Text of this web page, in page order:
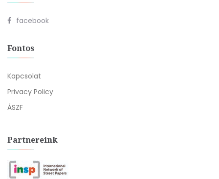
facebook
Fontos
Kapcsolat
Privacy Policy
ÁSZF
Partnereink